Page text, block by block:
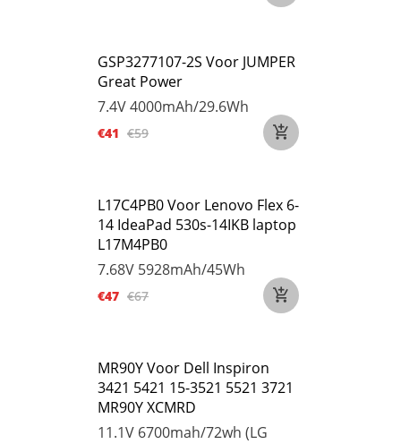
GSP3277107-2S Voor JUMPER
Great Power
7.4V4000mAh/29.6Wh
€41 €59
L17C4PB0 Voor Lenovo Flex 6-
14 IdeaPad 530s-14IKB laptop
L17M4PB0
7.68V 5928mAh/45Wh
€47 €67
MR90Y Voor Dell Inspiron
3421 5421 15-3521 5521 3721
MR90Y XCMRD
11.1V 6700mah/72wh (LG